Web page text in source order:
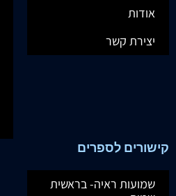
אודות
יצירת קשר
קישורים לספרים
שמועות ראיה- בראשית